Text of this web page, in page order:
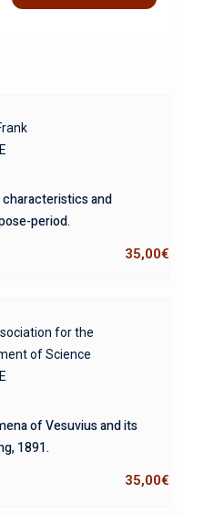
characteristics and
period.
35,00€
for the
of Science
of Vesuvius and its
1891.
35,00€